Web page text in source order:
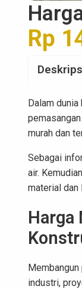
Rp
Dalam
murah dan
Sebagai
air.
material dan
Harga
industri,